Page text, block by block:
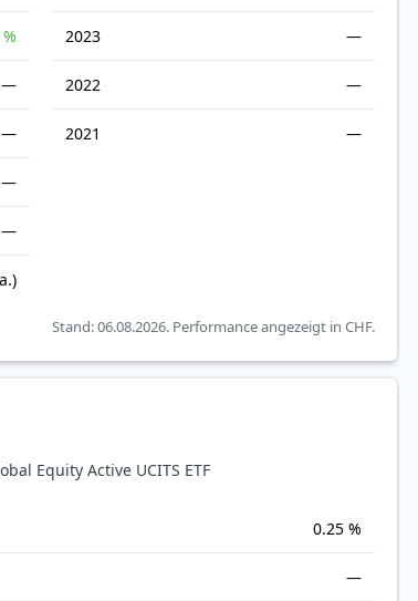
—
—
—
—
2023 —
2022 —
2021 —
Stand: 06.08.2026. Performance angezeigt in CHF.
Equity Active UCITS ETF
0.25 %
—